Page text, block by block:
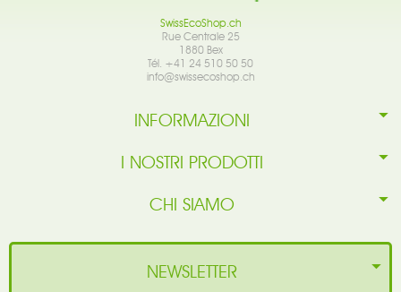
SwissEcoShop.ch
Rue Centrale 25
1880 Bex
Tél. +41 24 510 50 50
info@swissecoshop.ch
INFORMAZIONI
I NOSTRI PRODOTTI
CHI SIAMO
NEWSLETTER